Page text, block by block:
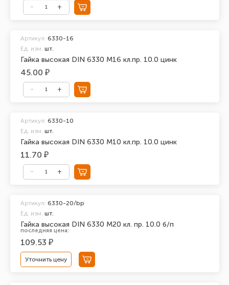
Гайка высокая DIN 6330 М16 кл.пр. 10.0 цинк
Артикул: 6330-16
Ед. изм. шт.
45.00 ₽
Гайка высокая DIN 6330 М10 кл.пр. 10.0 цинк
Артикул: 6330-10
Ед. изм. шт.
11.70 ₽
Гайка высокая DIN 6330 М20 кл. пр. 10.0 б/п
Артикул: 6330-20/bp
Ед. изм. шт.
последняя цена:
109.53 ₽
Уточнить цену